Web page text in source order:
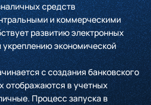
средств
и коммерческими
развитию электронных
экономической
с создания банковского
отображаются в учетных
Процесс запуска в